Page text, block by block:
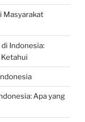
Masyarakat
Indonesia:
Apa yang